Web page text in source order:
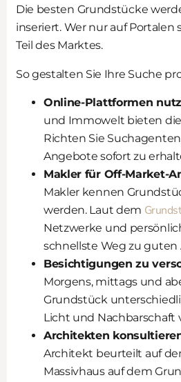
Die besten Grundstücke
inseriert. Wer nur auf Portalen
Teil des Marktes.
So gestalten Sie Ihre Suche
Online-Plattformen
und Immowelt bieten
Richten Sie
Angebote sofort zu
Makler für Off-Market-
Makler kennen
werden. Laut dem
Netzwerke und
schnellste Weg zu guten
Besichtigungen zu
Morgens, mittags und
Grundstück
Licht und Nachbarschaft
Architekten
Architekt beurteilt auf
Massivhaus auf dem